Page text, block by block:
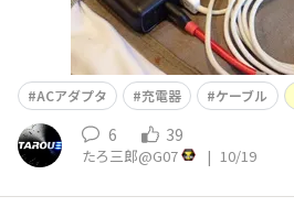
ACアダプタ 充電器 ケーブル
6 39
たろ三郎@G07 | 10/19